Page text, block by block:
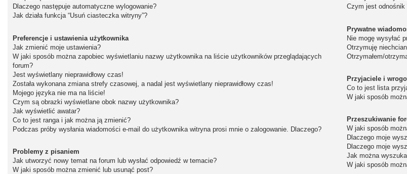
Dlaczego następuje automatyczne wylogowanie?
Jak działa funkcja “Usuń ciasteczka witryny”?
Preferencje i ustawienia użytkownika
Jak zmienić moje ustawienia?
W jaki sposób można zapobiec wyświetlaniu nazwy użytkownika na liście użytkowników przeglądających
forum?
Jest wyświetlany nieprawidłowy czas!
Została wykonana zmiana strefy czasowej, a nadal jest wyświetlany nieprawidłowy czas!
Mojego języka nie ma na liście!
Czym są obrazki wyświetlane obok nazwy użytkownika?
Jak wyświetlić awatar?
Co to jest ranga i jak można ją zmienić?
Podczas próby wysłania wiadomości e-mail do użytkownika witryna prosi mnie o zalogowanie. Dlaczego?
Problemy z pisaniem
Jak utworzyć nowy temat na forum lub wysłać odpowiedź w temacie?
W jaki sposób można zmienić lub usunąć post?
Czym jest odnośnik
Prywatne
Nie mogę wysyłać
Otrzymuję
Otrzymałem/
Przyjaciele i
Co to jest lista
W jaki sposób
Przeszukiwanie
W jaki sposób
Dlaczego moje
Dlaczego moje
Jak można
W jaki sposób